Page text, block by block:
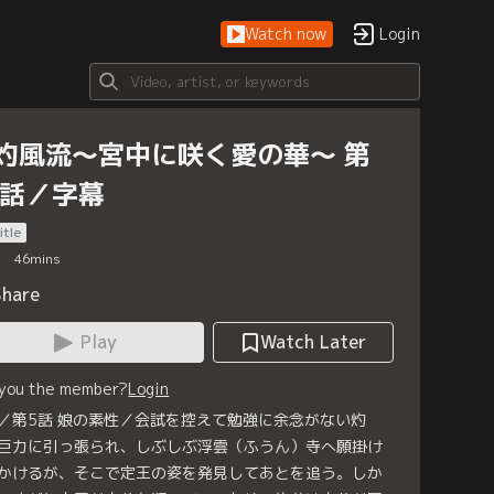
Watch now Login
風流～宮中に咲く愛の華～ 第
／字幕
46mins
Play
Watch Later
the member?Login
第5話 娘の素性／会試を控えて勉強に余念がない灼
力に引っ張られ、しぶしぶ浮雲（ふうん）寺へ願掛け
けるが、そこで定王の姿を発見してあとを追う。しか